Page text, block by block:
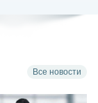
Все новости